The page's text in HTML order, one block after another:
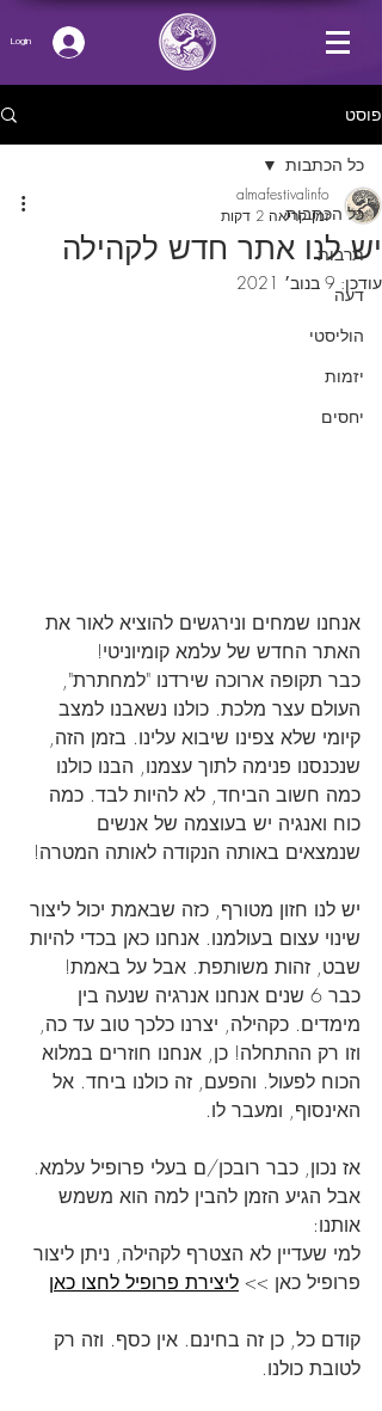
Login
פוסט
כל הכתבות
תרבות
דעה
הוליסטי
יזמות
יחסים
כל הכתבות
יש לנו אתר חדש לקהילה
almafestivalinfo
זמן קריאה 2 דקות
עודכן: 9 בנוב׳ 2021
אנחנו שמחים ונירגשים להוציא לאור את
האתר החדש של עלמא קומיוניטי!
כבר תקופה ארוכה שירדנו "למחתרת",
העולם עצר מלכת. כולנו נשאבנו למצב
קיומי שלא צפינו שיבוא עלינו. בזמן הזה,
שנכנסנו פנימה לתוך עצמנו, הבנו כולנו
כמה חשוב הביחד, לא להיות לבד. כמה
כוח ואנגיה יש בעוצמה של אנשים
שנמצאים באותה הנקודה לאותה המטרה!
יש לנו חזון מטורף, כזה שבאמת יכול ליצור
שינוי עצום בעולמנו. אנחנו כאן בכדי להיות
שבט, זהות משותפת. אבל על באמת!
כבר 6 שנים אנחנו אנרגיה שנעה בין
מימדים. כקהילה, יצרנו כלכך טוב עד כה,
וזו רק ההתחלה! כן, אנחנו חוזרים במלוא
הכוח לפעול. והפעם, זה כולנו ביחד. אל
האינסוף, ומעבר לו.
אז נכון, כבר רובכן/ם בעלי פרופיל עלמא.
אבל הגיע הזמן להבין למה הוא משמש
אותנו:
למי שעדיין לא הצטרף לקהילה, ניתן ליצור
פרופיל כאן >> ליצירת פרופיל לחצו כאן
קודם כל, כן זה בחינם. אין כסף. וזה רק
לטובת כולנו.